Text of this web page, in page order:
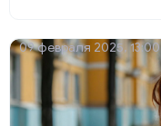
09 февраля 2025, 13:00